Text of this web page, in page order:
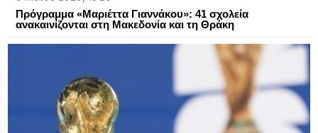
Πρόγραμμα «Μαριέττα Γιαννάκου»: 41 σχολεία
ανακαινίζονται στη Μακεδονία και τη Θράκη